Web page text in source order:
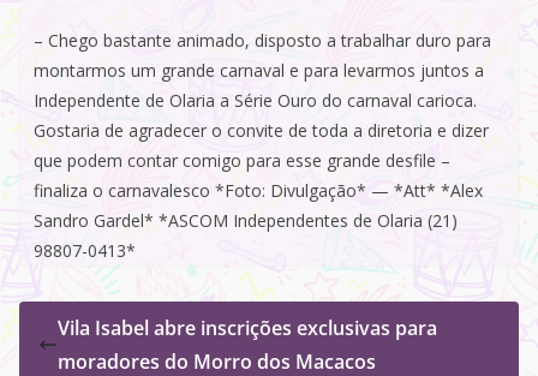
– Chego bastante animado, disposto a trabalhar duro para
montarmos um grande carnaval e para levarmos juntos a
Independente de Olaria a Série Ouro do carnaval carioca.
Gostaria de agradecer o convite de toda a diretoria e dizer
que podem contar comigo para esse grande desfile –
finaliza o carnavalesco *Foto: Divulgação* — *Att* *Alex
Sandro Gardel* *ASCOM Independentes de Olaria (21)
98807-0413*
Vila Isabel abre inscrições exclusivas para
moradores do Morro dos Macacos